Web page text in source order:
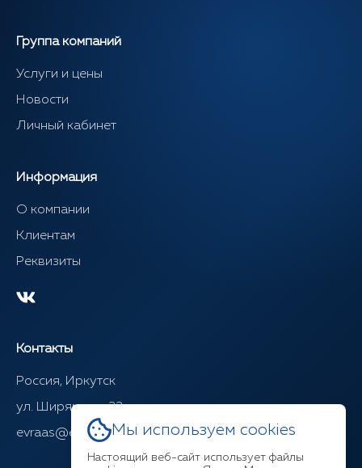
Группа компаний
Услуги и цены
Новости
Личный кабинет
Информация
О компании
Клиентам
Реквизиты
Контакты
Россия, Иркутск
ул. Ширямова, 22
evraas@evraasgr.ruМы используем cookies
Настоящий веб-сайт использует файлы